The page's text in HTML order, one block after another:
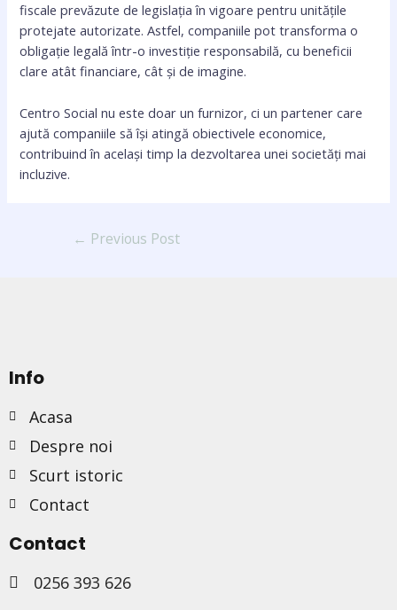
fiscale prevăzute de legislația în vigoare pentru unitățile
protejate autorizate. Astfel, companiile pot transforma o
obligație legală într-o investiție responsabilă, cu beneficii
clare atât financiare, cât și de imagine.
Centro Social nu este doar un furnizor, ci un partener care
ajută companiile să își atingă obiectivele economice,
contribuind în același timp la dezvoltarea unei societăți mai
incluzive.
← Previous Post
Info
Acasa
Despre noi
Scurt istoric
Contact
Contact
0256 393 626